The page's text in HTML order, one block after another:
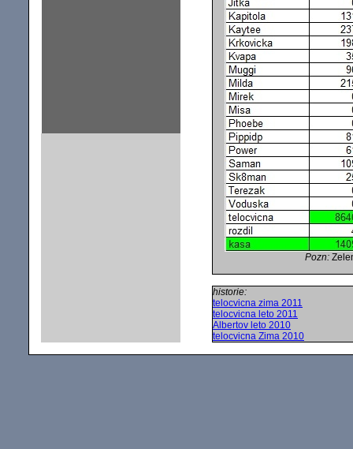
Pozn:
historie:
telocvicna zima 2011
telocvicna leto 2011
Albertov leto 2010
telocvicna Zima 2010